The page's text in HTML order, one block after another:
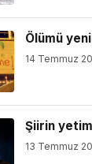
Ölümü
14 Temmuz
Şiirin yetim
13 Temmuz